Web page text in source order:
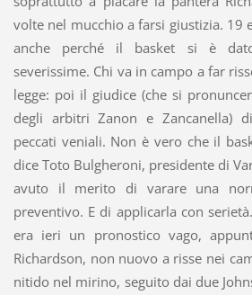
volte nel mucchio a farsi giustizia. 19
anche perché il basket si è
severissime. Chi va in campo a far
legge: poi il giudice (che si
degli arbitri Zanon e Zancanella)
peccati veniali. Non è vero che il
dice Toto Bulgheroni, presidente di
avuto il merito di varare una
preventivo. E di applicarla con
era ieri un pronostico vago,
Richardson, non nuovo a risse nei
nitido nel mirino, seguito dai due